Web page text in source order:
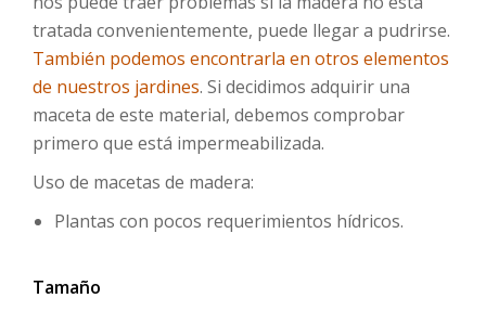
tratada convenientemente, puede llegar a pudrirse.
También podemos encontrarla en otros elementos
de nuestros jardines. Si decidimos adquirir una
maceta de este material, debemos comprobar
primero que está impermeabilizada.
Uso de macetas de madera:
Plantas con pocos requerimientos hídricos.
Tamaño